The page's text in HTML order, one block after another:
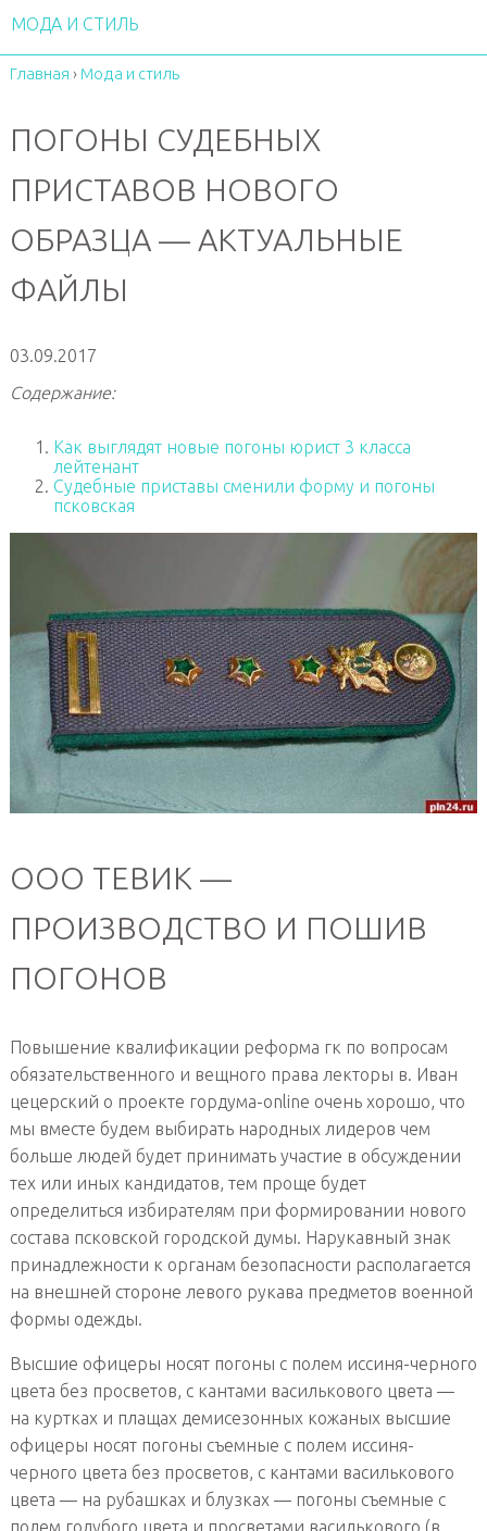
МОДА И СТИЛЬ
Главная › Мода и стиль
ПОГОНЫ СУДЕБНЫХ
ПРИСТАВОВ НОВОГО
ОБРАЗЦА — АКТУАЛЬНЫЕ
ФАЙЛЫ
03.09.2017
Содержание:
Как выглядят новые погоны юрист 3 класса
лейтенант
Судебные приставы сменили форму и погоны
псковская
ООО ТЕВИК —
ПРОИЗВОДСТВО И ПОШИВ
ПОГОНОВ
Повышение квалификации реформа гк по вопросам
обязательственного и вещного права лекторы в. Иван
цецерский о проекте гордума-online очень хорошо, что
мы вместе будем выбирать народных лидеров чем
больше людей будет принимать участие в обсуждении
тех или иных кандидатов, тем проще будет
определиться избирателям при формировании нового
состава псковской городской думы. Нарукавный знак
принадлежности к органам безопасности располагается
на внешней стороне левого рукава предметов военной
формы одежды.
Высшие офицеры носят погоны с полем иссиня-черного
цвета без просветов, с кантами василькового цвета —
на куртках и плащах демисезонных кожаных высшие
офицеры носят погоны съемные с полем иссиня-
черного цвета без просветов, с кантами василькового
цвета — на рубашках и блузках — погоны съемные с
полем голубого цвета и просветами василькового (в